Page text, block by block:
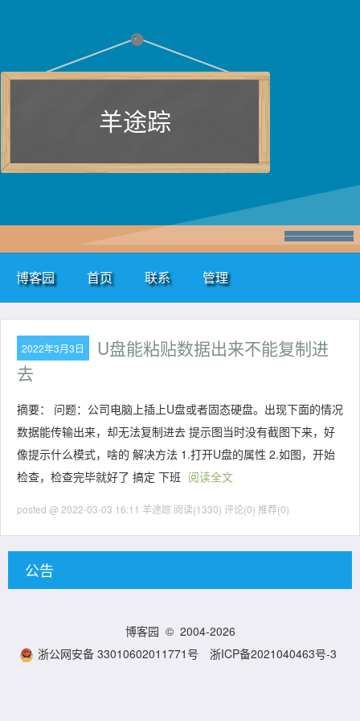
羊途踪
博客园 首页 联系 管理
2022年3月3日
U盘能粘贴数据出来不能复制进
去
摘要： 问题：公司电脑上插上U盘或者固态硬盘。出现下面的情况
数据能传输出来，却无法复制进去 提示图当时没有截图下来，好
像提示什么模式，啥的 解决方法 1.打开U盘的属性 2.如图，开始
检查，检查完毕就好了 搞定 下班 阅读全文
posted @ 2022-03-03 16:11 羊途踪 阅读(1330) 评论(0) 推荐(0)
公告
博客园 © 2004-2026
浙公网安备 33010602011771号
浙ICP备2021040463号-3